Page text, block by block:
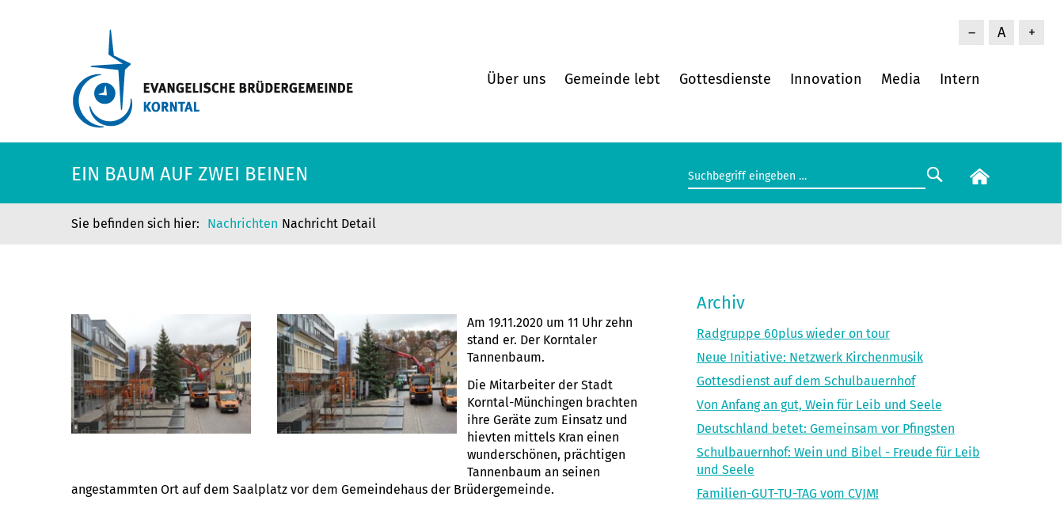
– A +
Über uns Gemeinde lebt Gottesdienste Innovation Media Intern
EIN BAUM AUF ZWEI BEINEN
Nachrichten Nachricht Detail
Am 19.11.2020 um 11 Uhr zehn
stand er. Der Korntaler
Tannenbaum.
Die Mitarbeiter der Stadt
Korntal-Münchingen brachten
ihre Geräte zum Einsatz und
hievten mittels Kran einen
wunderschönen, prächtigen
Tannenbaum an seinen
angestammten Ort auf dem Saalplatz vor dem Gemeindehaus der Brüdergemeinde.
Archiv
Radgruppe 60plus wieder on tour
Neue Initiative: Netzwerk Kirchenmusik
Gottesdienst auf dem Schulbauernhof
Von Anfang an gut, Wein für Leib und Seele
Deutschland betet: Gemeinsam vor Pfingsten
Schulbauernhof: Wein und Bibel - Freude für Leib
und Seele
Familien-GUT-TU-TAG vom CVJM!